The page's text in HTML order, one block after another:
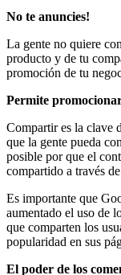
No te anuncies!
La gente no quiere
producto y de tu
promoción de tu
Permite
Compartir es la clave
que la gente pueda
posible por que el
compartido a través
Es importante que
aumentado el uso de
que comparten los
popularidad en sus
El poder de los